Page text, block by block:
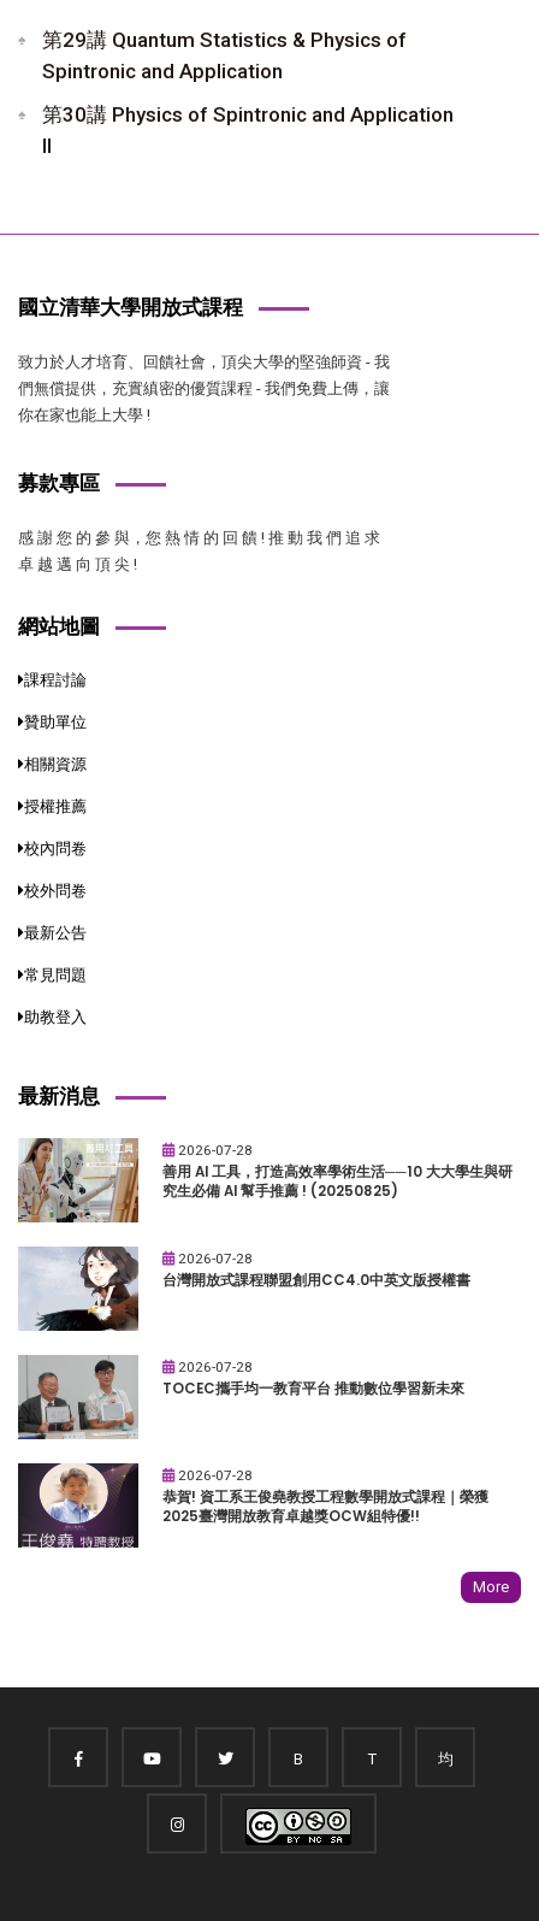
第29講 Quantum Statistics & Physics of
Spintronic and Application
第30講 Physics of Spintronic and Application
II
國立清華大學開放式課程
致力於人才培育、回饋社會，頂尖大學的堅強師資 - 我
們無償提供，充實縝密的優質課程 - 我們免費上傳，讓
你在家也能上大學 !
募款專區
感 謝 您 的 參 與，您 熱 情 的 回 饋 ! 推 動 我 們 追 求
卓 越 邁 向 頂 尖 !
網站地圖
課程討論
贊助單位
相關資源
授權推薦
校內問卷
校外問卷
最新公告
常見問題
助教登入
最新消息
2026-07-28
善用 AI 工具，打造高效率學術生活──10 大大學生與研
究生必備 AI 幫手推薦 ! (20250825)
2026-07-28
台灣開放式課程聯盟創用CC4.0中英文版授權書
2026-07-28
TOCEC攜手均一教育平台 推動數位學習新未來
2026-07-28
恭賀! 資工系王俊堯教授工程數學開放式課程｜榮獲
2025臺灣開放教育卓越獎OCW組特優!!
More
B T 均